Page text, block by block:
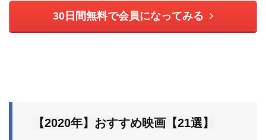
30日間無料で会員になってみる
【2020年】おすすめ映画【21選】